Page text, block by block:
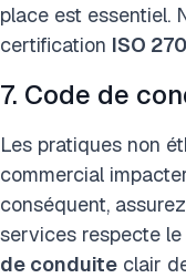
place est essentiel.
certification ISO
7. Code de
Les pratiques non
commercial
conséquent,
services respecte
de conduite clair